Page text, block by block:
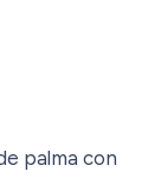
palma con